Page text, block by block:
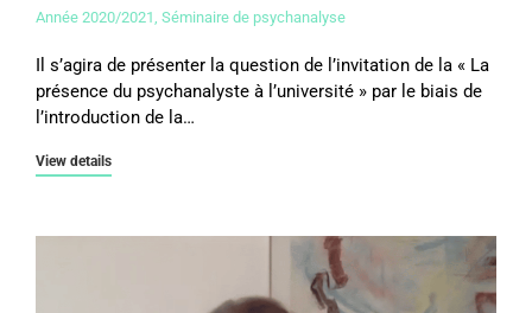
Année 2020/2021, Séminaire de psychanalyse
Il s’agira de présenter la question de l’invitation de la « La
présence du psychanalyste à l’université » par le biais de
l’introduction de la…
View details